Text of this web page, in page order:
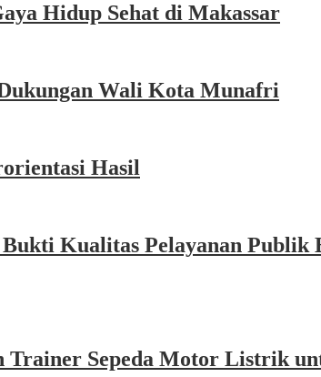
Hidup Sehat di Makassar
Wali Kota Munafri
Hasil
Bukti Kualitas Pelayanan Publik
Trainer Sepeda Motor Listrik